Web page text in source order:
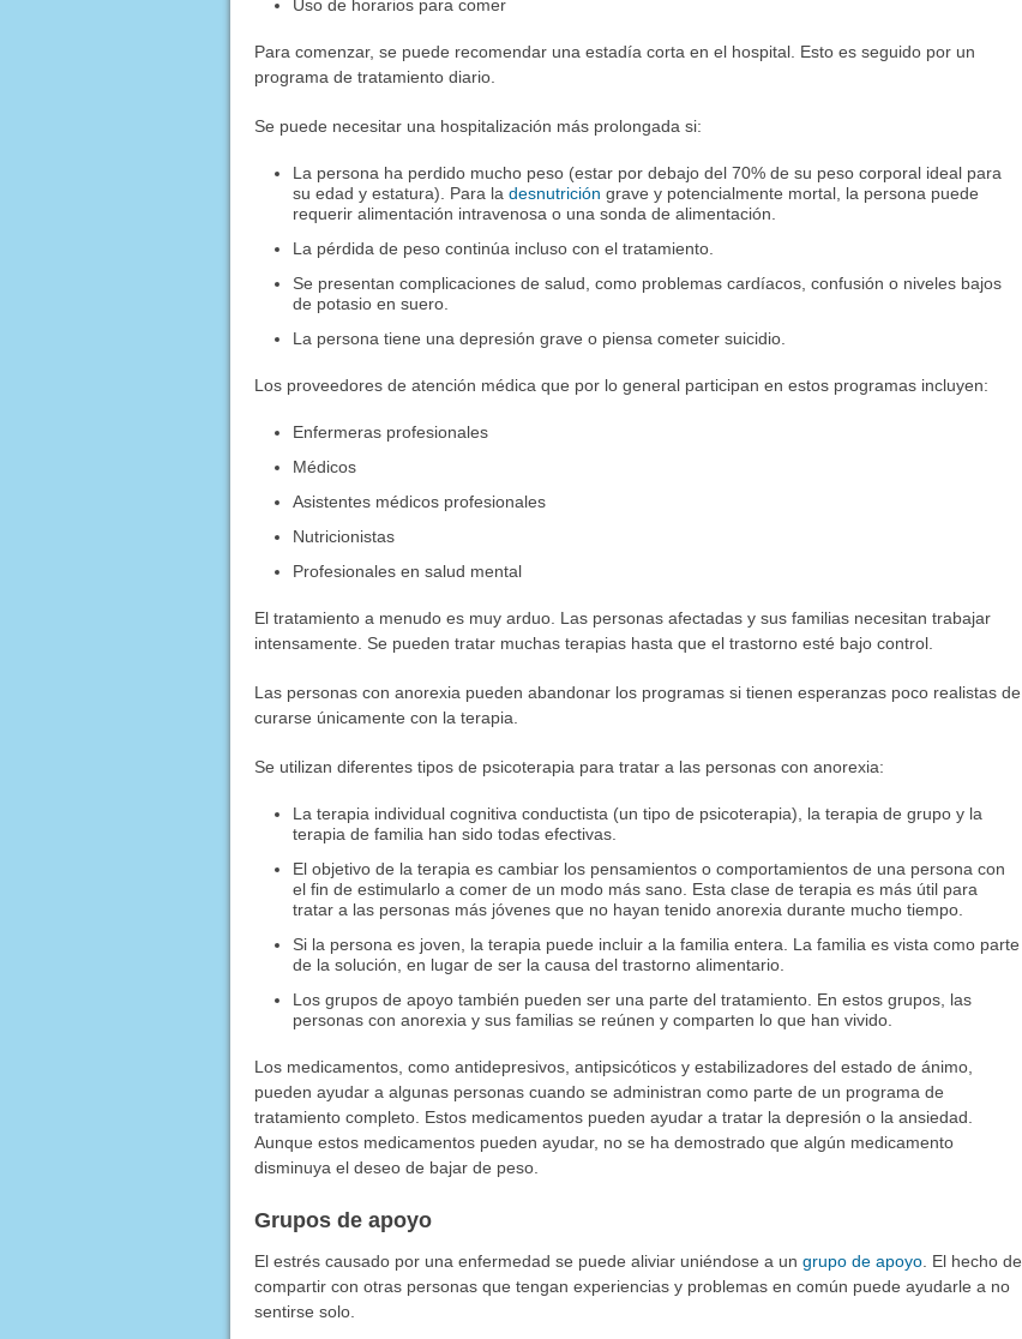
Uso de horarios para comer
Para comenzar, se puede recomendar una estadía corta en el hospital. Esto es seguido por un
programa de tratamiento diario.
Se puede necesitar una hospitalización más prolongada si:
La persona ha perdido mucho peso (estar por debajo del 70% de su peso corporal ideal para
su edad y estatura). Para ladesnutrición grave y potencialmente mortal, la persona puede
requerir alimentación intravenosa o una sonda de alimentación.
La pérdida de peso continúa incluso con el tratamiento.
Se presentan complicaciones de salud, como problemas cardíacos, confusión o niveles bajos
de potasio en suero.
La persona tiene una depresión grave o piensa cometer suicidio.
Los proveedores de atención médica que por lo general participan en estos programas incluyen:
Enfermeras profesionales
Médicos
Asistentes médicos profesionales
Nutricionistas
Profesionales en salud mental
El tratamiento a menudo es muy arduo. Las personas afectadas y sus familias necesitan trabajar
intensamente. Se pueden tratar muchas terapias hasta que el trastorno esté bajo control.
Las personas con anorexia pueden abandonar los programas si tienen esperanzas poco realistas de
curarse únicamente con la terapia.
Se utilizan diferentes tipos de psicoterapia para tratar a las personas con anorexia:
La terapia individual cognitiva conductista (un tipo de psicoterapia), la terapia de grupo y la
terapia de familia han sido todas efectivas.
El objetivo de la terapia es cambiar los pensamientos o comportamientos de una persona con
el fin de estimularlo a comer de un modo más sano. Esta clase de terapia es más útil para
tratar a las personas más jóvenes que no hayan tenido anorexia durante mucho tiempo.
Si la persona es joven, la terapia puede incluir a la familia entera. La familia es vista como parte
de la solución, en lugar de ser la causa del trastorno alimentario.
Los grupos de apoyo también pueden ser una parte del tratamiento. En estos grupos, las
personas con anorexia y sus familias se reúnen y comparten lo que han vivido.
Los medicamentos, como antidepresivos, antipsicóticos y estabilizadores del estado de ánimo,
pueden ayudar a algunas personas cuando se administran como parte de un programa de
tratamiento completo. Estos medicamentos pueden ayudar a tratar la depresión o la ansiedad.
Aunque estos medicamentos pueden ayudar, no se ha demostrado que algún medicamento
disminuya el deseo de bajar de peso.
Grupos de apoyo
El estrés causado por una enfermedad se puede aliviar uniéndose a un grupo de apoyo. El hecho de
compartir con otras personas que tengan experiencias y problemas en común puede ayudarle a no
sentirse solo.